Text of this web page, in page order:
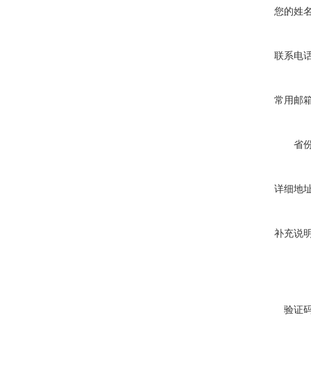
您的姓
联系电
常用邮
省
详细地
补充说
验证